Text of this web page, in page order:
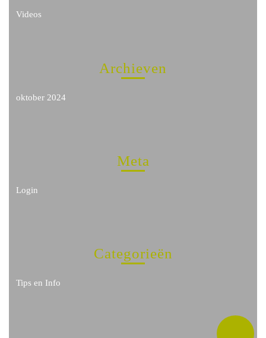
Videos
Archieven
oktober 2024
Meta
Login
Categorieën
Tips en Info